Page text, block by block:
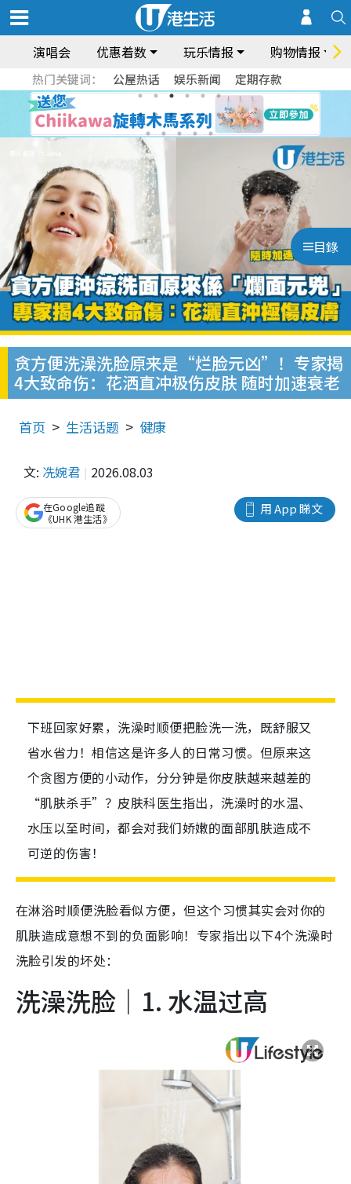
演唱会 优惠着数 玩乐情报 购物情报
热门关键词： 公屋热话 娱乐新闻 定期存款
目錄
贪方便洗澡洗脸原来是“烂脸元凶”！专家揭
4大致命伤：花洒直冲极伤皮肤 随时加速衰老
首页 生活话题 健康
文: 冼婉君 2026.08.03
用 App 睇文
在Google追蹤
《UHK 港生活》
下班回家好累，洗澡时顺便把脸洗一洗，既舒服又
省水省力！相信这是许多人的日常习惯。但原来这
个贪图方便的小动作，分分钟是你皮肤越来越差的
“肌肤杀手”？皮肤科医生指出，洗澡时的水温、
水压以至时间，都会对我们娇嫩的面部肌肤造成不
可逆的伤害！
在淋浴时顺便洗脸看似方便，但这个习惯其实会对你的
肌肤造成意想不到的负面影响！专家指出以下4个洗澡时
洗脸引发的坏处：
洗澡洗脸｜1. 水温过高